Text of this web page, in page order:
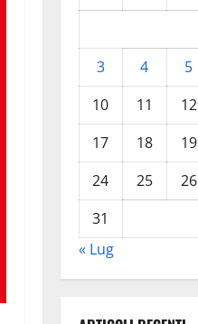
3
4 5
10
11 12
17
18 19
24
25 26
31
« Lug